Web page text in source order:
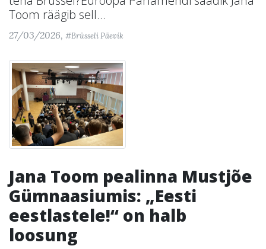
Toom räägib sell...
27/03/2026, #Brüsseli Päevik
Jana Toom pealinna Mustjõe
Gümnaasiumis: „Eesti
eestlastele!“ on halb
loosung